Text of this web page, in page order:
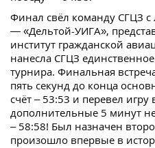
Финал свёл команду СГЦЗ с
— «Дельтой-УИГА»,
институт гражданской
нанесла СГЦЗ
турнира. Финальная
пять секунд до конца
счёт – 53:53 и перевел
дополнительные 5 минут
– 58:58! Был назначен
произошло впервые в